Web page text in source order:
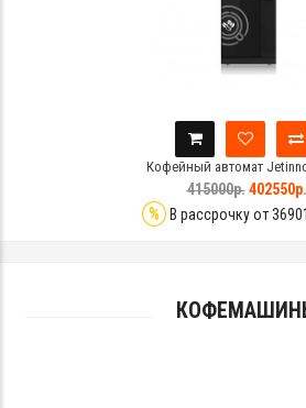
Кофейный автомат
415000р.402550р.
% В рассрочку от